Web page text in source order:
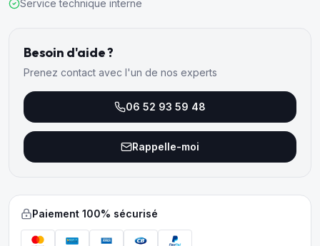
Service technique interne
Besoin d'aide ?
Prenez contact avec l'un de nos experts
06 52 93 59 48
Rappelle-moi
Paiement 100% sécurisé